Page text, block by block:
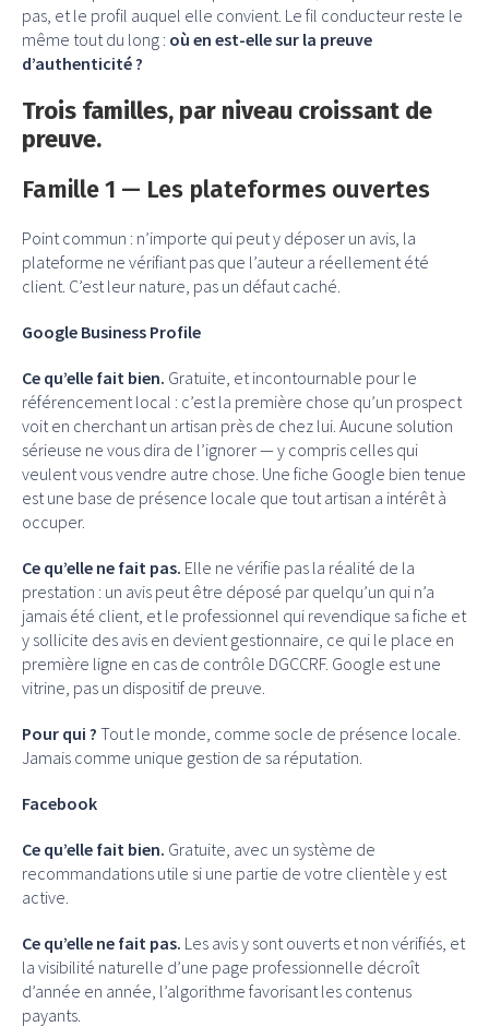
pas, et le profil auquel elle convient. Le fil conducteur reste le
même tout du long : où en est-elle sur la preuve
d’authenticité ?
Trois familles, par niveau croissant de
preuve.
Famille 1 — Les plateformes ouvertes
Point commun : n’importe qui peut y déposer un avis, la
plateforme ne vérifiant pas que l’auteur a réellement été
client. C’est leur nature, pas un défaut caché.
Google Business Profile
Ce qu’elle fait bien. Gratuite, et incontournable pour le
référencement local : c’est la première chose qu’un prospect
voit en cherchant un artisan près de chez lui. Aucune solution
sérieuse ne vous dira de l’ignorer — y compris celles qui
veulent vous vendre autre chose. Une fiche Google bien tenue
est une base de présence locale que tout artisan a intérêt à
occuper.
Ce qu’elle ne fait pas. Elle ne vérifie pas la réalité de la
prestation : un avis peut être déposé par quelqu’un qui n’a
jamais été client, et le professionnel qui revendique sa fiche et
y sollicite des avis en devient gestionnaire, ce qui le place en
première ligne en cas de contrôle DGCCRF. Google est une
vitrine, pas un dispositif de preuve.
Pour qui ? Tout le monde, comme socle de présence locale.
Jamais comme unique gestion de sa réputation.
Facebook
Ce qu’elle fait bien. Gratuite, avec un système de
recommandations utile si une partie de votre clientèle y est
active.
Ce qu’elle ne fait pas. Les avis y sont ouverts et non vérifiés, et
la visibilité naturelle d’une page professionnelle décroît
d’année en année, l’algorithme favorisant les contenus
payants.